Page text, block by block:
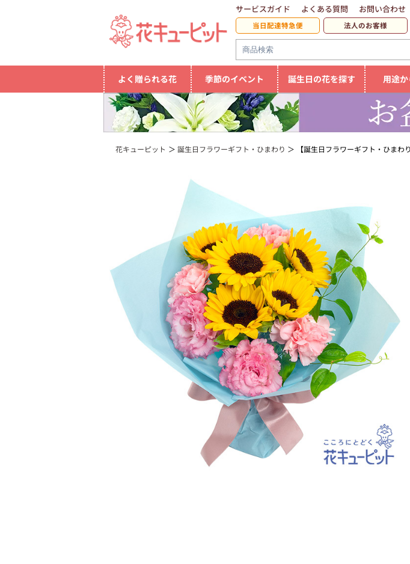
サービスガイド よくある質問 お問い合わせ
当日配達特急便 法人のお客様
よく贈られる花 季節のイベント 誕生日の花を探す 用途
花キューピット 誕生日フラワーギフト・ひまわり 【誕生日フラワーギフト・ひま